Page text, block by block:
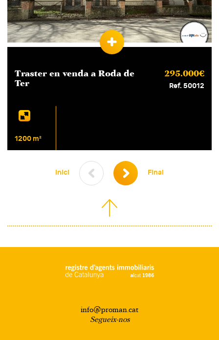
Traster en venda a Roda de
Ter
295.000€
Ref. 50012
1200 m²
Inici Final
info@proman.cat
Segueix-nos